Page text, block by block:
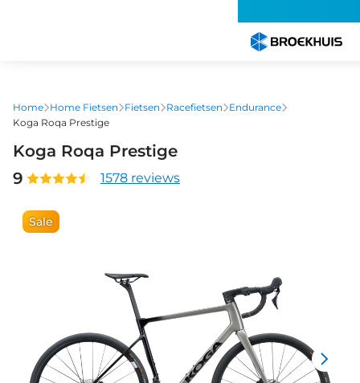
gaan
Home Home Fietsen Fietsen Racefietsen
Endurance
Koga Roqa Prestige
Koga Roqa Prestige
9
1578 reviews
Sale